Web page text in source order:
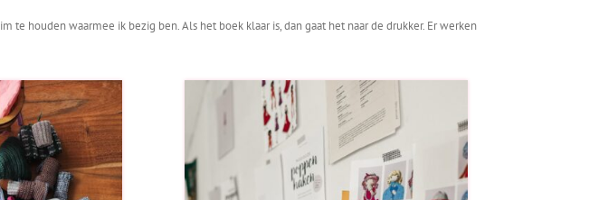
houden waarmee ik bezig ben. Als het boek klaar is, dan gaat het naar de drukker. Er werken